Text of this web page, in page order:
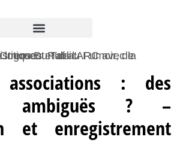
: des
ambiguës ? –
et enregistrement